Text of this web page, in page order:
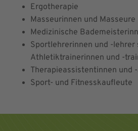
Ergotherapie
Masseurinnen und Masseure
Medizinische
Sportlehrerinnen und -lehrer
Athletiktrainerinnen und -
Therapieassistentinnen und
Sport- und Fitnesskaufleute